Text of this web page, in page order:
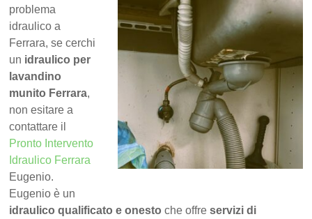
problema
idraulico a
Ferrara, se cerchi
un idraulico per
lavandino
munito Ferrara,
non esitare a
contattare il
Pronto Intervento
Idraulico Ferrara
Eugenio.
Eugenio è un
idraulico qualificato e onesto che offreservizi di